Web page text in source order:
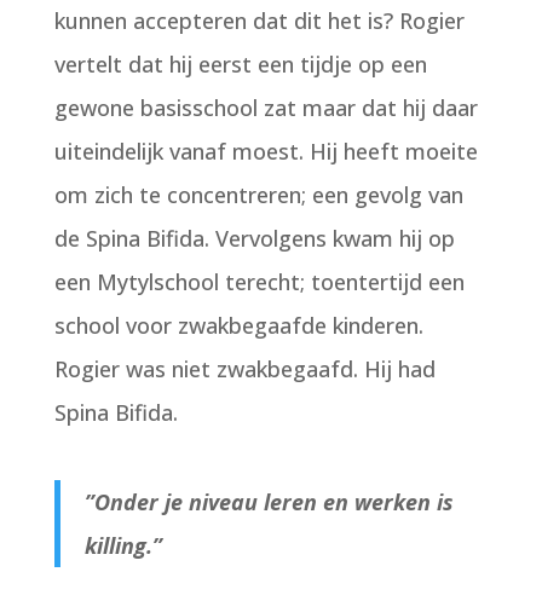
kunnen accepteren dat dit het is? Rogier
vertelt dat hij eerst een tijdje op een
gewone basisschool zat maar dat hij daar
uiteindelijk vanaf moest. Hij heeft moeite
om zich te concentreren; een gevolg van
de Spina Bifida. Vervolgens kwam hij op
een Mytylschool terecht; toentertijd een
school voor zwakbegaafde kinderen.
Rogier was niet zwakbegaafd. Hij had
Spina Bifida.
”Onder je niveau leren en werken is
killing.”